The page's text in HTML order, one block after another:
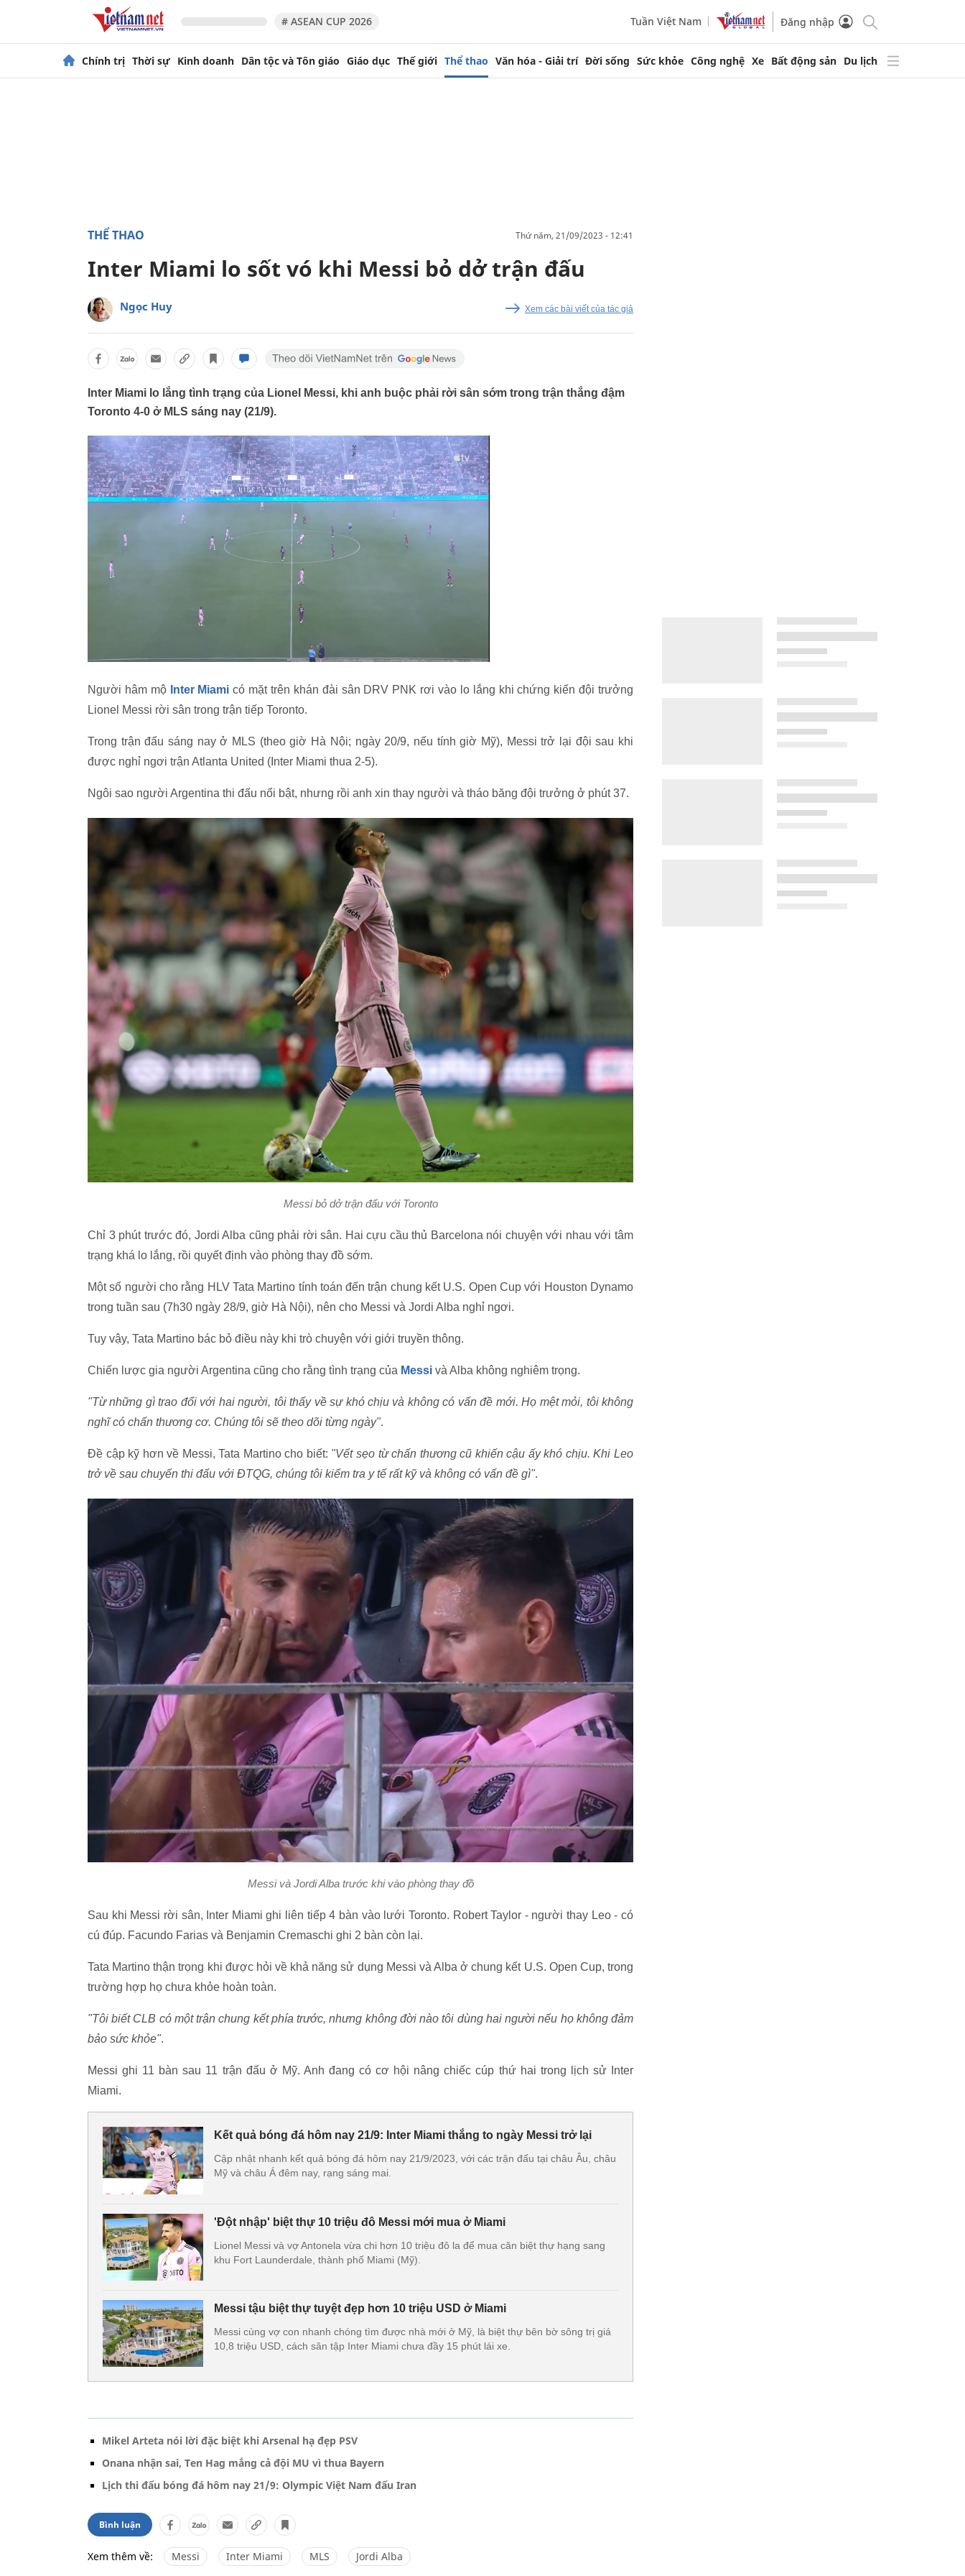
# ASEAN CUP 2026 Tuần Việt Nam Đăng nhập
Chính trị Thời sự Kinh doanh Dân tộc và Tôn giáo Giáo dục Thế giới Thể thao Văn hóa - Giải trí Đời sống Sức khỏe Công nghệ Xe Bất động sản Du lịch
THỂ THAO thứ năm, 21/09/2023 - 12:41
Inter Miami lo sốt vó khi Messi bỏ dở trận đấu
Ngọc Huy Xem các bài viết của tác giả
Inter Miami lo lắng tình trạng của Lionel Messi, khi anh buộc phải rời sân sớm trong trận thắng đậm
Toronto 4-0 ở MLS sáng nay (21/9).
Người hâm mộ Inter Miami có mặt trên khán đài sân DRV PNK rơi vào lo lắng khi chứng kiến đội trưởng
Lionel Messi rời sân trong trận tiếp Toronto.
Trong trận đấu sáng nay ở MLS (theo giờ Hà Nội; ngày 20/9, nếu tính giờ Mỹ), Messi trở lại đội sau khi
được nghỉ ngơi trận Atlanta United (Inter Miami thua 2-5).
Ngôi sao người Argentina thi đấu nổi bật, nhưng rồi anh xin thay người và tháo băng đội trưởng ở phút 37.
Messi bỏ dở trận đấu với Toronto
Chỉ 3 phút trước đó, Jordi Alba cũng phải rời sân. Hai cựu cầu thủ Barcelona nói chuyện với nhau với tâm
trạng khá lo lắng, rồi quyết định vào phòng thay đồ sớm.
Một số người cho rằng HLV Tata Martino tính toán đến trận chung kết U.S. Open Cup với Houston Dynamo
trong tuần sau (7h30 ngày 28/9, giờ Hà Nội), nên cho Messi và Jordi Alba nghỉ ngơi.
Tuy vậy, Tata Martino bác bỏ điều này khi trò chuyện với giới truyền thông.
Chiến lược gia người Argentina cũng cho rằng tình trạng của Messi và Alba không nghiêm trọng.
"Từ những gì trao đổi với hai người, tôi thấy về sự khó chịu và không có vấn đề mới. Họ mệt mỏi, tôi không
nghĩ có chấn thương cơ. Chúng tôi sẽ theo dõi từng ngày".
Đề cập kỹ hơn về Messi, Tata Martino cho biết: "Vết sẹo từ chấn thương cũ khiến cậu ấy khó chịu. Khi Leo
trở về sau chuyến thi đấu với ĐTQG, chúng tôi kiểm tra y tế rất kỹ và không có vấn đề gì".
Messi và Jordi Alba trước khi vào phòng thay đồ
Sau khi Messi rời sân, Inter Miami ghi liên tiếp 4 bàn vào lưới Toronto. Robert Taylor - người thay Leo - có
cú đúp. Facundo Farias và Benjamin Cremaschi ghi 2 bàn còn lại.
Tata Martino thận trọng khi được hỏi về khả năng sử dụng Messi và Alba ở chung kết U.S. Open Cup, trong
trường hợp họ chưa khỏe hoàn toàn.
"Tôi biết CLB có một trận chung kết phía trước, nhưng không đời nào tôi dùng hai người nếu họ không đảm
bảo sức khỏe".
Messi ghi 11 bàn sau 11 trận đấu ở Mỹ. Anh đang có cơ hội nâng chiếc cúp thứ hai trong lịch sử Inter
Miami.
Kết quả bóng đá hôm nay 21/9: Inter Miami thắng to ngày Messi trở lại
Cập nhật nhanh kết quả bóng đá hôm nay 21/9/2023, với các trận đấu tại châu Âu, châu
Mỹ và châu Á đêm nay, rạng sáng mai.
'Đột nhập' biệt thự 10 triệu đô Messi mới mua ở Miami
Lionel Messi và vợ Antonela vừa chi hơn 10 triệu đô la để mua căn biệt thự hạng sang
khu Fort Launderdale, thành phố Miami (Mỹ).
Messi tậu biệt thự tuyệt đẹp hơn 10 triệu USD ở Miami
Messi cùng vợ con nhanh chóng tìm được nhà mới ở Mỹ, là biệt thự bên bờ sông trị giá
10,8 triệu USD, cách sân tập Inter Miami chưa đầy 15 phút lái xe.
Mikel Arteta nói lời đặc biệt khi Arsenal hạ đẹp PSV
Onana nhận sai, Ten Hag mắng cả đội MU vì thua Bayern
Lịch thi đấu bóng đá hôm nay 21/9: Olympic Việt Nam đấu Iran
Bình luận
Xem thêm về: Messi Inter Miami MLS Jordi Alba